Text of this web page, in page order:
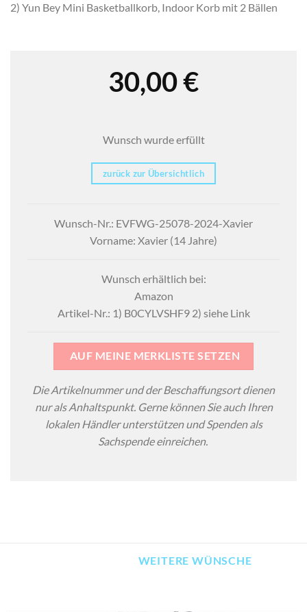
2) Yun Bey Mini Basketballkorb, Indoor Korb mit 2 Bällen
30,00€
Wunsch wurde erfüllt
zurück zur Übersichtlich
Wunsch-Nr.: EVFWG-25078-2024-Xavier
Vorname: Xavier (14 Jahre)
Wunsch erhältlich bei:
Amazon
Artikel-Nr.: 1) B0CYLVSHF9 2) siehe Link
AUF MEINE MERKLISTE SETZEN
Die Artikelnummer und der Beschaffungsort dienen
nur als Anhaltspunkt. Gerne können Sie auch Ihren
lokalen Händler unterstützen und Spenden als
Sachspende einreichen.
WEITERE WÜNSCHE